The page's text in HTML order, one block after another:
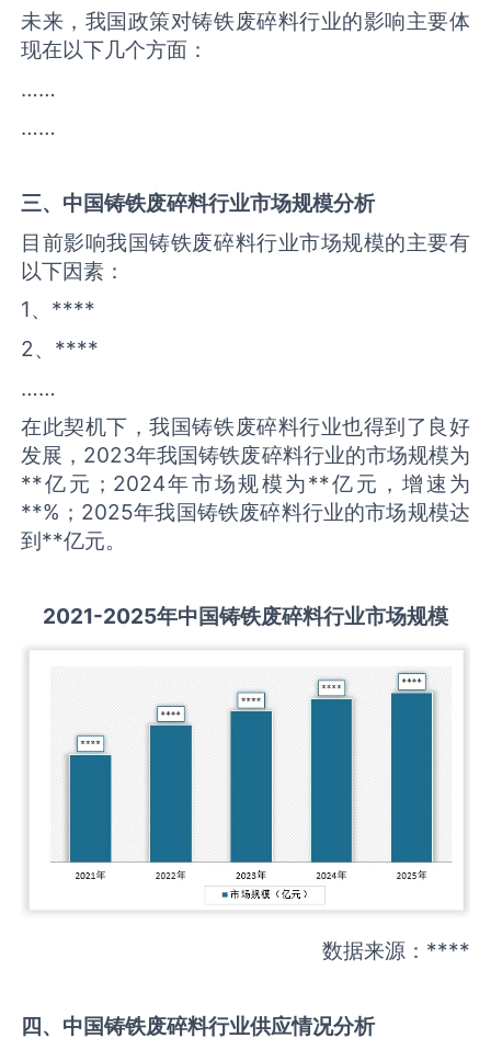
未来，我国政策对铸铁废碎料行业的影响主要体
现在以下几个方面：
……
……
三、中国铸铁废碎料行业市场规模分析
目前影响我国铸铁废碎料行业市场规模的主要有
以下因素：
1、****
2、****
……
在此契机下，我国铸铁废碎料行业也得到了良好
发展，2023年我国铸铁废碎料行业的市场规模为
**亿元；2024年市场规模为**亿元，增速为
**%；2025年我国铸铁废碎料行业的市场规模达
到**亿元。
2021-2025年中国铸铁废碎料行业市场规模
数据来源：****
四、中国铸铁废碎料行业供应情况分析